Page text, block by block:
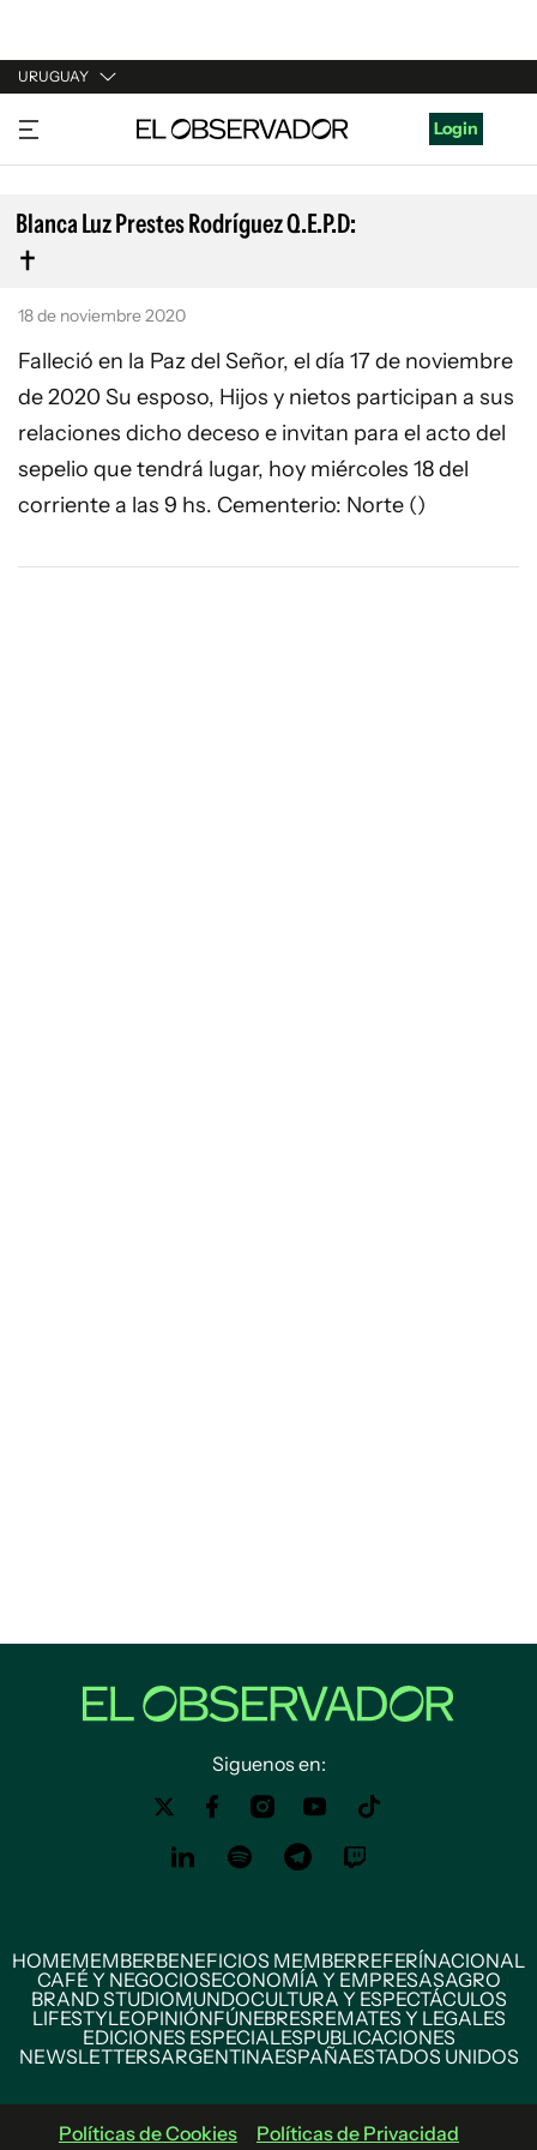
URUGUAY
URUGUAY
ARGENTINA
ESPAÑA
ESTADOS UNIDOS
Login
Blanca Luz Prestes Rodríguez Q.E.P.D:
18 de noviembre 2020
Falleció en la Paz del Señor, el día 17 de noviembre
de 2020 Su esposo, Hijos y nietos participan a sus
relaciones dicho deceso e invitan para el acto del
sepelio que tendrá lugar, hoy miércoles 18 del
corriente a las 9 hs. Cementerio: Norte ()
Siguenos en:
HOMEMEMBERBENEFICIOS MEMBERREFERÍNACIONAL
CAFÉ Y NEGOCIOSECONOMÍA Y EMPRESASAGRO
BRAND STUDIOMUNDOCULTURA Y ESPECTÁCULOS
LIFESTYLEOPINIÓNFÚNEBRESREMATES Y LEGALES
EDICIONES ESPECIALESPUBLICACIONES
NEWSLETTERSARGENTINAESPAÑAESTADOS UNIDOS
Políticas de Cookies Políticas de Privacidad